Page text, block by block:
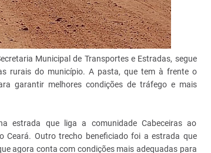
Municipal de Transportes e Estradas, segue
rurais do município. A pasta, que tem à frente o
garantir melhores condições de tráfego e mais
estrada que liga a comunidade Cabeceiras ao
Ceará. Outro trecho beneficiado foi a estrada que
agora conta com condições mais adequadas para